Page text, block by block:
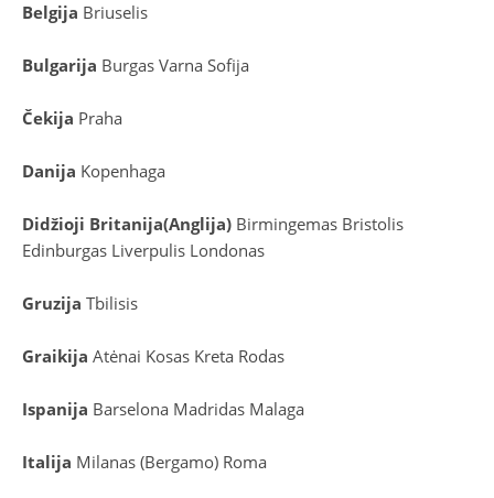
Belgija Briuselis
Bulgarija Burgas Varna Sofija
Čekija Praha
Danija Kopenhaga
Didžioji Britanija(Anglija) Birmingemas Bristolis
Edinburgas Liverpulis Londonas
Gruzija Tbilisis
Graikija Atėnai Kosas Kreta Rodas
Ispanija Barselona Madridas Malaga
Italija Milanas (Bergamo) Roma